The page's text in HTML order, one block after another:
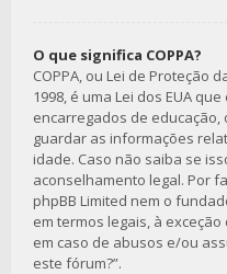
O que significa COPPA?
COPPA, ou Lei de Proteção
1998, é uma Lei dos EUA
encarregados de
guardar as informações
idade. Caso não saiba se
aconselhamento legal. Por
phpBB Limited nem o
em termos legais, à
em caso de abusos e/ou
este fórum?”.